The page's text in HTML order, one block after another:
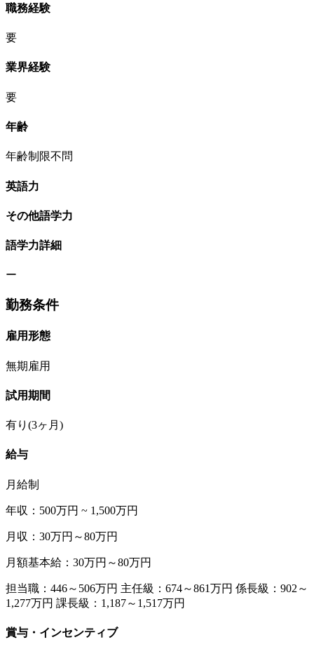
職務経験
要
業界経験
要
年齢
年齢制限不問
英語力
その他語学力
語学力詳細
ー
勤務条件
雇用形態
無期雇用
試用期間
有り(3ヶ月)
給与
月給制
年収：500万円 ~ 1,500万円
月収：30万円～80万円
月額基本給：30万円～80万円
担当職：446～506万円 主任級：674～861万円 係長級：902～
1,277万円 課長級：1,187～1,517万円
賞与・インセンティブ